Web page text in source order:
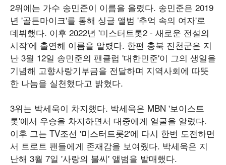
2위에는 가수 송민준이 이름을 올렸다. 송민준은 2019
년 '골든마이크'를 통해 싱글 앨범 '추억 속의 여자'로
데뷔했다. 이후 2022년 '미스터트롯2 - 새로운 전설의
시작'에 출연해 이름을 알렸다. 한편 충북 진천군은 지
난 3월 12일 송민준의 팬클럽 '대한민준'이 그의 생일을
기념해 고향사랑기부금을 전달하며 지역사회에 따뜻
한 나눔을 실천했다고 밝혔다.
3위는 박세욱이 차지했다. 박세욱은 MBN '보이스트
롯'에서 우승을 차지하면서 대중에게 얼굴을 알렸다.
이후 그는 TV조선 '미스터트롯2'에 다시 한번 도전하면
서 트로트 팬들에게 존재감을 보여줬다. 박세욱은 지
난해 3월 7일 '사랑의 불씨' 앨범을 발매했다.